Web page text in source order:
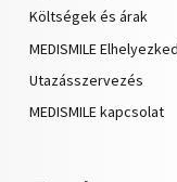
Költségek és árak
MEDISMILE
Utazásszervezés
MEDISMILE kapcsolat